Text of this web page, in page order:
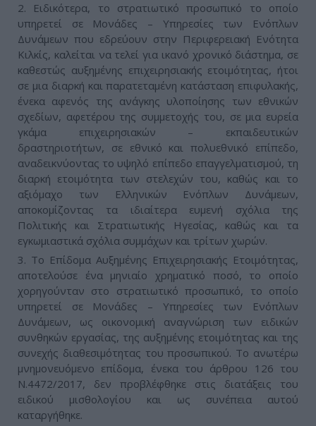
2. Ειδικότερα, το στρατιωτικό προσωπικό το οποίο
υπηρετεί σε Μονάδες – Υπηρεσίες των Ενόπλων
Δυνάμεων που εδρεύουν στην Περιφερειακή Ενότητα
Κιλκίς, καλείται να τελεί για ικανό χρονικό διάστημα, σε
καθεστώς αυξημένης επιχειρησιακής ετοιμότητας, ήτοι
σε μια διαρκή και παρατεταμένη κατάσταση επιφυλακής,
ένεκα αφενός της ανάγκης υλοποίησης των εθνικών
σχεδίων, αφετέρου της συμμετοχής του, σε μια ευρεία
γκάμα επιχειρησιακών – εκπαιδευτικών
δραστηριοτήτων, σε εθνικό και πολυεθνικό επίπεδο,
αναδεικνύοντας το υψηλό επίπεδο επαγγελματισμού, τη
διαρκή ετοιμότητα των στελεχών του, καθώς και το
αξιόμαχο των Ελληνικών Ενόπλων Δυνάμεων,
αποκομίζοντας τα ιδιαίτερα ευμενή σχόλια της
Πολιτικής και Στρατιωτικής Ηγεσίας, καθώς και τα
εγκωμιαστικά σχόλια συμμάχων και τρίτων χωρών.
3. Το Επίδομα Αυξημένης Επιχειρησιακής Ετοιμότητας,
αποτελούσε ένα μηνιαίο χρηματικό ποσό, το οποίο
χορηγούνταν στο στρατιωτικό προσωπικό, το οποίο
υπηρετεί σε Μονάδες – Υπηρεσίες των Ενόπλων
Δυνάμεων, ως οικονομική αναγνώριση των ειδικών
συνθηκών εργασίας, της αυξημένης ετοιμότητας και της
συνεχής διαθεσιμότητας του προσωπικού. Tο ανωτέρω
μνημονευόμενο επίδομα, ένεκα του άρθρου 126 του
Ν.4472/2017, δεν προβλέφθηκε στις διατάξεις του
ειδικού μισθολογίου και ως συνέπεια αυτού
καταργήθηκε.